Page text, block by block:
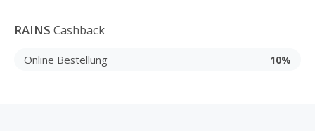
RAINS Cashback
Online Bestellung 10%